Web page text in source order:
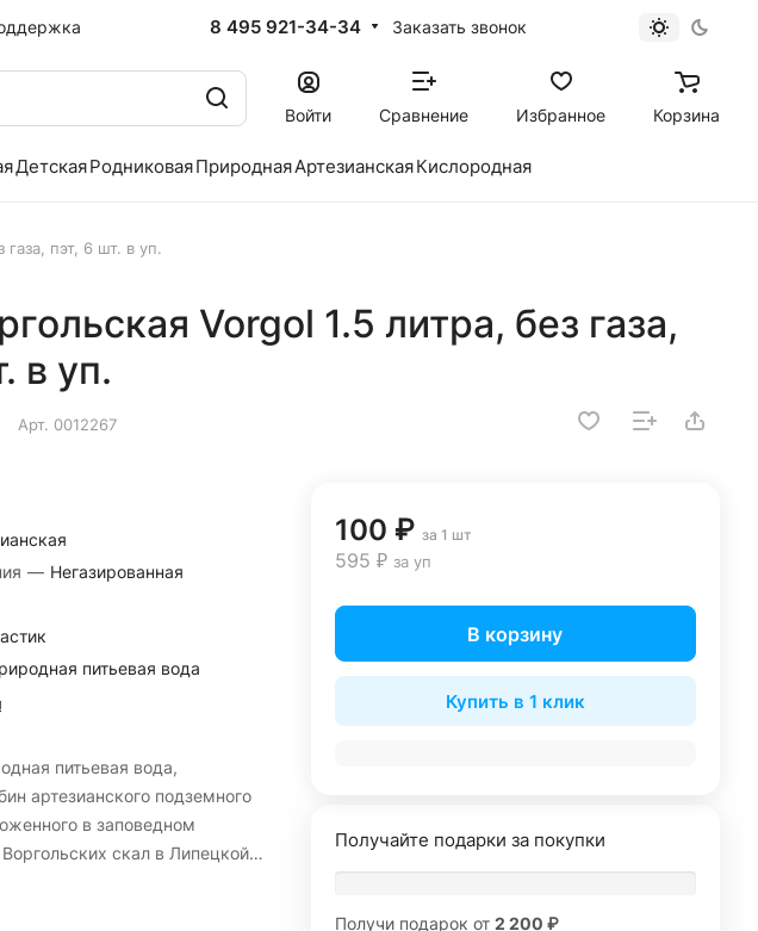
8 495 921-34-34 Заказать звонок
Войти Сравнение Избранное Корзина
ДетскаяРодниковаяПрироднаяАртезианскаяКислородная
пэт, 6 шт. в уп.
Vorgol 1.5 литра, без газа,
в уп.
Арт. 0012267
— Негазированная
питьевая вода
питьевая вода,
артезианского подземного
в заповедном
скал в Липецкой
100 ₽ за 1 шт
595 ₽ за уп
В корзину
Купить в 1 клик
Получайте подарки за покупки
Получи подарок от 2 200 ₽